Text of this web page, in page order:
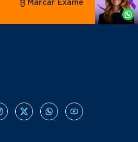
por
Whatsapp
Marcar Exame